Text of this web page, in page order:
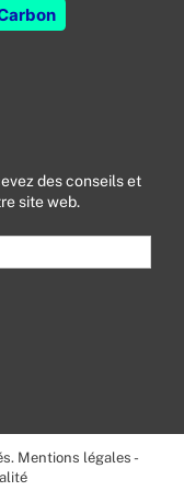
des conseils et
site web.
Mentions légales -